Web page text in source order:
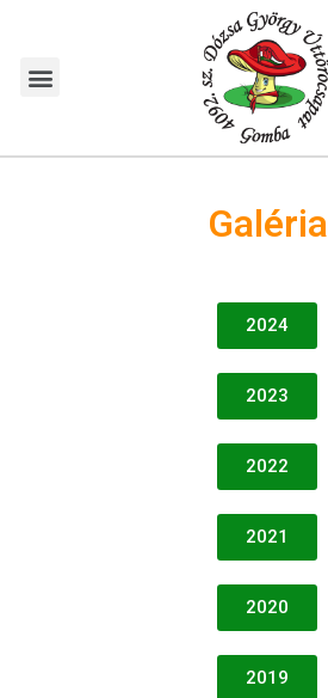
Galéria
2024
2023
2022
2021
2020
2019